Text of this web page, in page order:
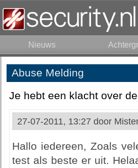
Nieuws
Abuse Melding
Je hebt een klacht over
27-07-2011, 13:27 door
Hallo iedereen, Zoals
test als beste er uit.